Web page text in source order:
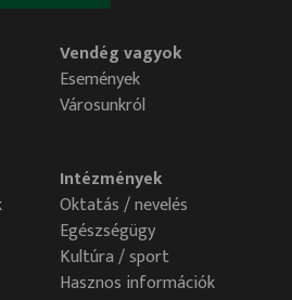
Vendég vagyok
Események
Városunkról
Intézmények
Oktatás / nevelés
Egészségügy
Kultúra / sport
Hasznos információk